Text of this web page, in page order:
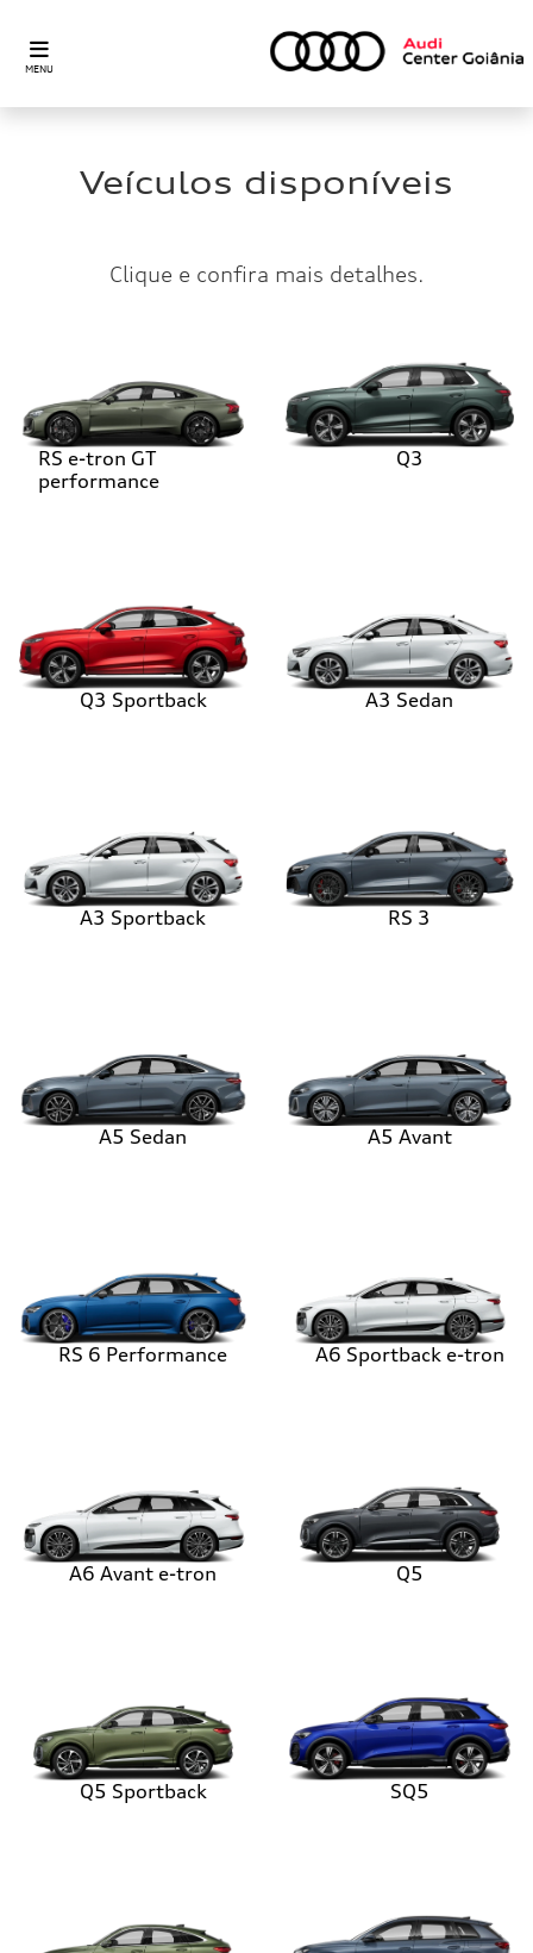
MENU
Veículos disponíveis
Clique e confira mais detalhes.
RS e-tron GT
performance
Q3
Q3 Sportback A3 Sedan
A3 Sportback RS 3
A5 Sedan A5 Avant
RS 6 Performance A6 Sportback e-tron
A6 Avant e-tron Q5
Q5 Sportback SQ5